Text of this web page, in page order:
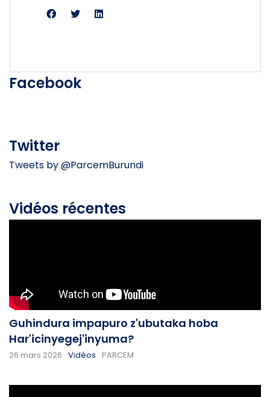
Facebook
Twitter
Tweets by @ParcemBurundi
Vidéos récentes
Guhindura impapuro z'ubutaka hoba
Har'icinyegej'inyuma?
26 mars 2026 Vidéos PARCEM